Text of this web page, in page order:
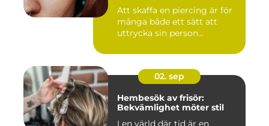
Att skaffa en piercing är för
många både ett sätt att
uttrycka sin person...
02. sep
Hembesök av frisör:
Bekvämlighet möter stil
I en värld där tid är en